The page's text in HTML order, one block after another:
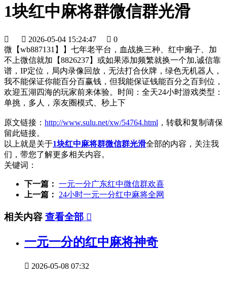
1块红中麻将群微信群光滑
  2026-05-04 15:24:47  0
微【wb887131】】七年老平台，血战换三种、红中癞子、加
不上微信就加【8826237】或如果添加频繁就换一个加,诚信靠
谱，IP定位，局内录像回放，无法打合伙牌，绿色无机器人，
我不能保证你能百分百赢钱，但我能保证钱能百分之百到位，
欢迎五湖四海的玩家前来体验。时间：全天24小时游戏类型：
单挑，多人，亲友圈模式、秒上下
原文链接： http://www.sulu.net/xw/54764.html ，转载和复制请保
留此链接。
以上就是关于1块红中麻将群微信群光滑全部的内容，关注我
们，带您了解更多相关内容。
关键词：
下一篇： 一元一分广东红中微信群欢喜
上一篇：
24小时一元一分红中麻将全网
相关内容 查看全部 
一元一分的红中麻将神奇
 2026-05-08 07:32